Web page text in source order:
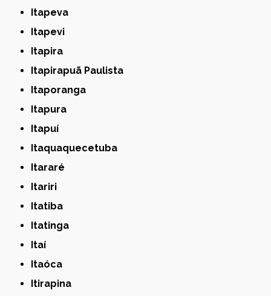
Itapeva
Itapevi
Itapira
Itapirapuã Paulista
Itaporanga
Itapura
Itapuí
Itaquaquecetuba
Itararé
Itariri
Itatiba
Itatinga
Itaí
Itaóca
Itirapina